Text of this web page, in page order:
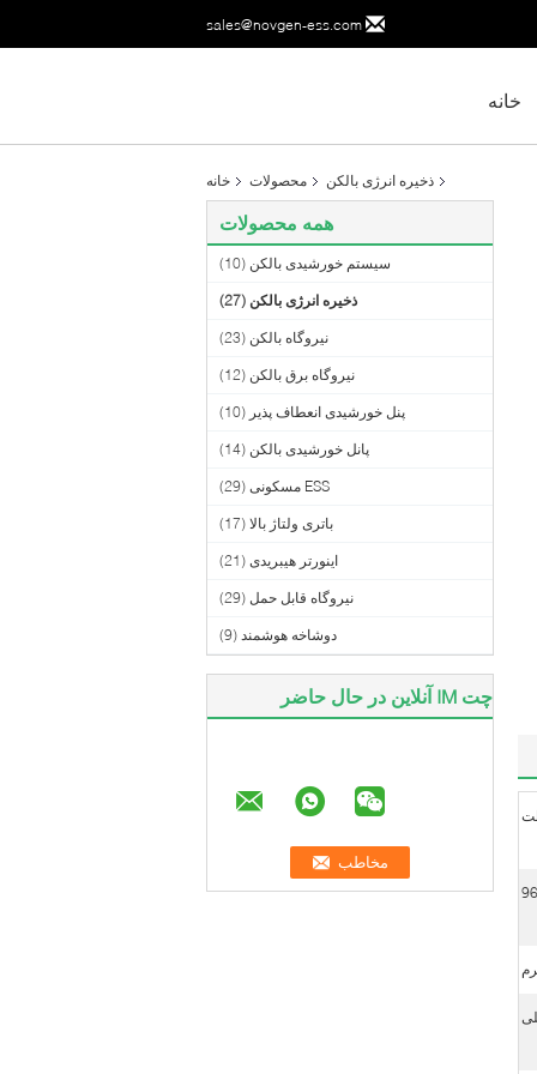
sales@novgen-ess.com
خانه
خانه محصولات ذخیره انرژی بالکن
همه محصولات
سیستم خورشیدی بالکن (10)
ذخیره انرژی بالکن (27)
نیروگاه بالکن (23)
نیروگاه برق بالکن (12)
پنل خورشیدی انعطاف پذیر (10)
پانل خورشیدی بالکن (14)
ESS مسکونی (29)
باتری ولتاژ بالا (17)
اینورتر هیبریدی (21)
نیروگاه قابل حمل (29)
دوشاخه هوشمند (9)
چت IM آنلاین در حال حاضر